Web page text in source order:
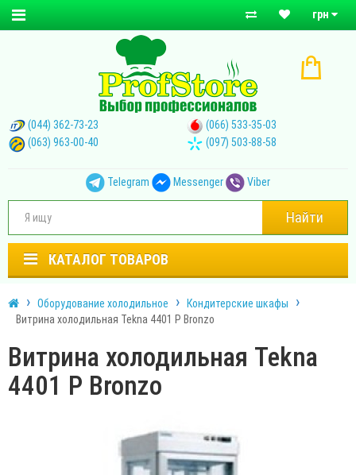
грн
(044) 362-73-23
(066) 533-35-03
(063) 963-00-40
(097) 503-88-58
Telegram Messenger Viber
Найти
КАТАЛОГ ТОВАРОВ
Оборудование холодильное
Кондитерские шкафы
Витрина холодильная Tekna 4401 P Bronzo
Витрина холодильная Tekna
4401 P Bronzo